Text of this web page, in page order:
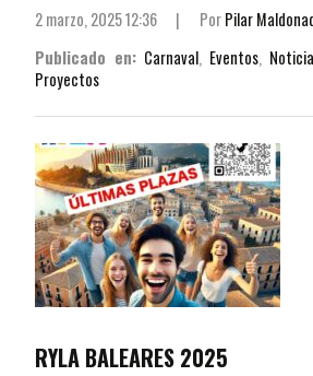
2 marzo, 2025 12:36 | PorPilar
Publicado en: Carnaval, Eventos,
Proyectos
RYLA BALEARES 2025